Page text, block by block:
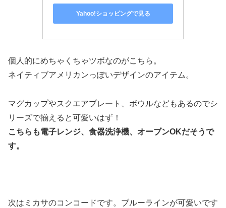
Yahoo!ショッピングで見る
個人的にめちゃくちゃツボなのがこちら。
ネイティブアメリカンっぽいデザインのアイテム。
マグカップやスクエアプレート、ボウルなどもあるのでシ
リーズで揃えると可愛いはず！
こちらも電子レンジ、食器洗浄機、オーブンOKだそうで
す。
次はミカサのコンコードです。ブルーラインが可愛いです